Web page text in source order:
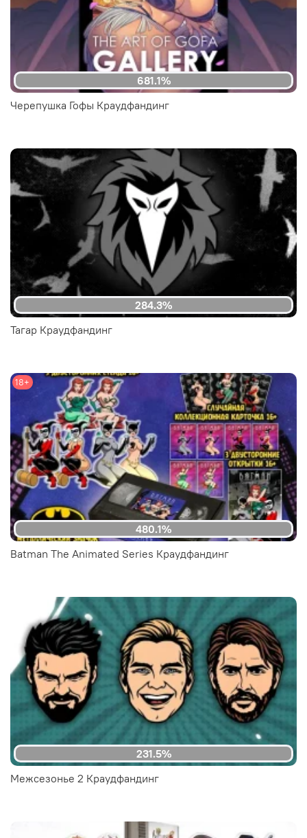
681.1%
Черепушка Гофы Краудфандинг
284.3%
Тагар Краудфандинг
480.1%
18+
Batman The Animated Series Краудфандинг
231.5%
Межсезонье 2 Краудфандинг